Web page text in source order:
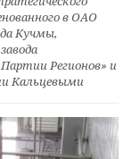
в ОАО
Кучмы,
Регионов» и
Кальцевыми